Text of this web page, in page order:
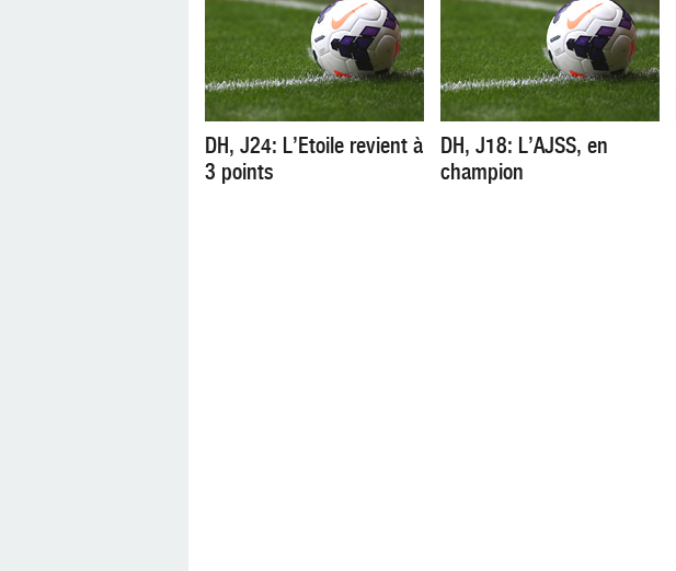
DH, J24: L’Etoile revient à
3 points
DH, J18: L’AJSS, en
champion